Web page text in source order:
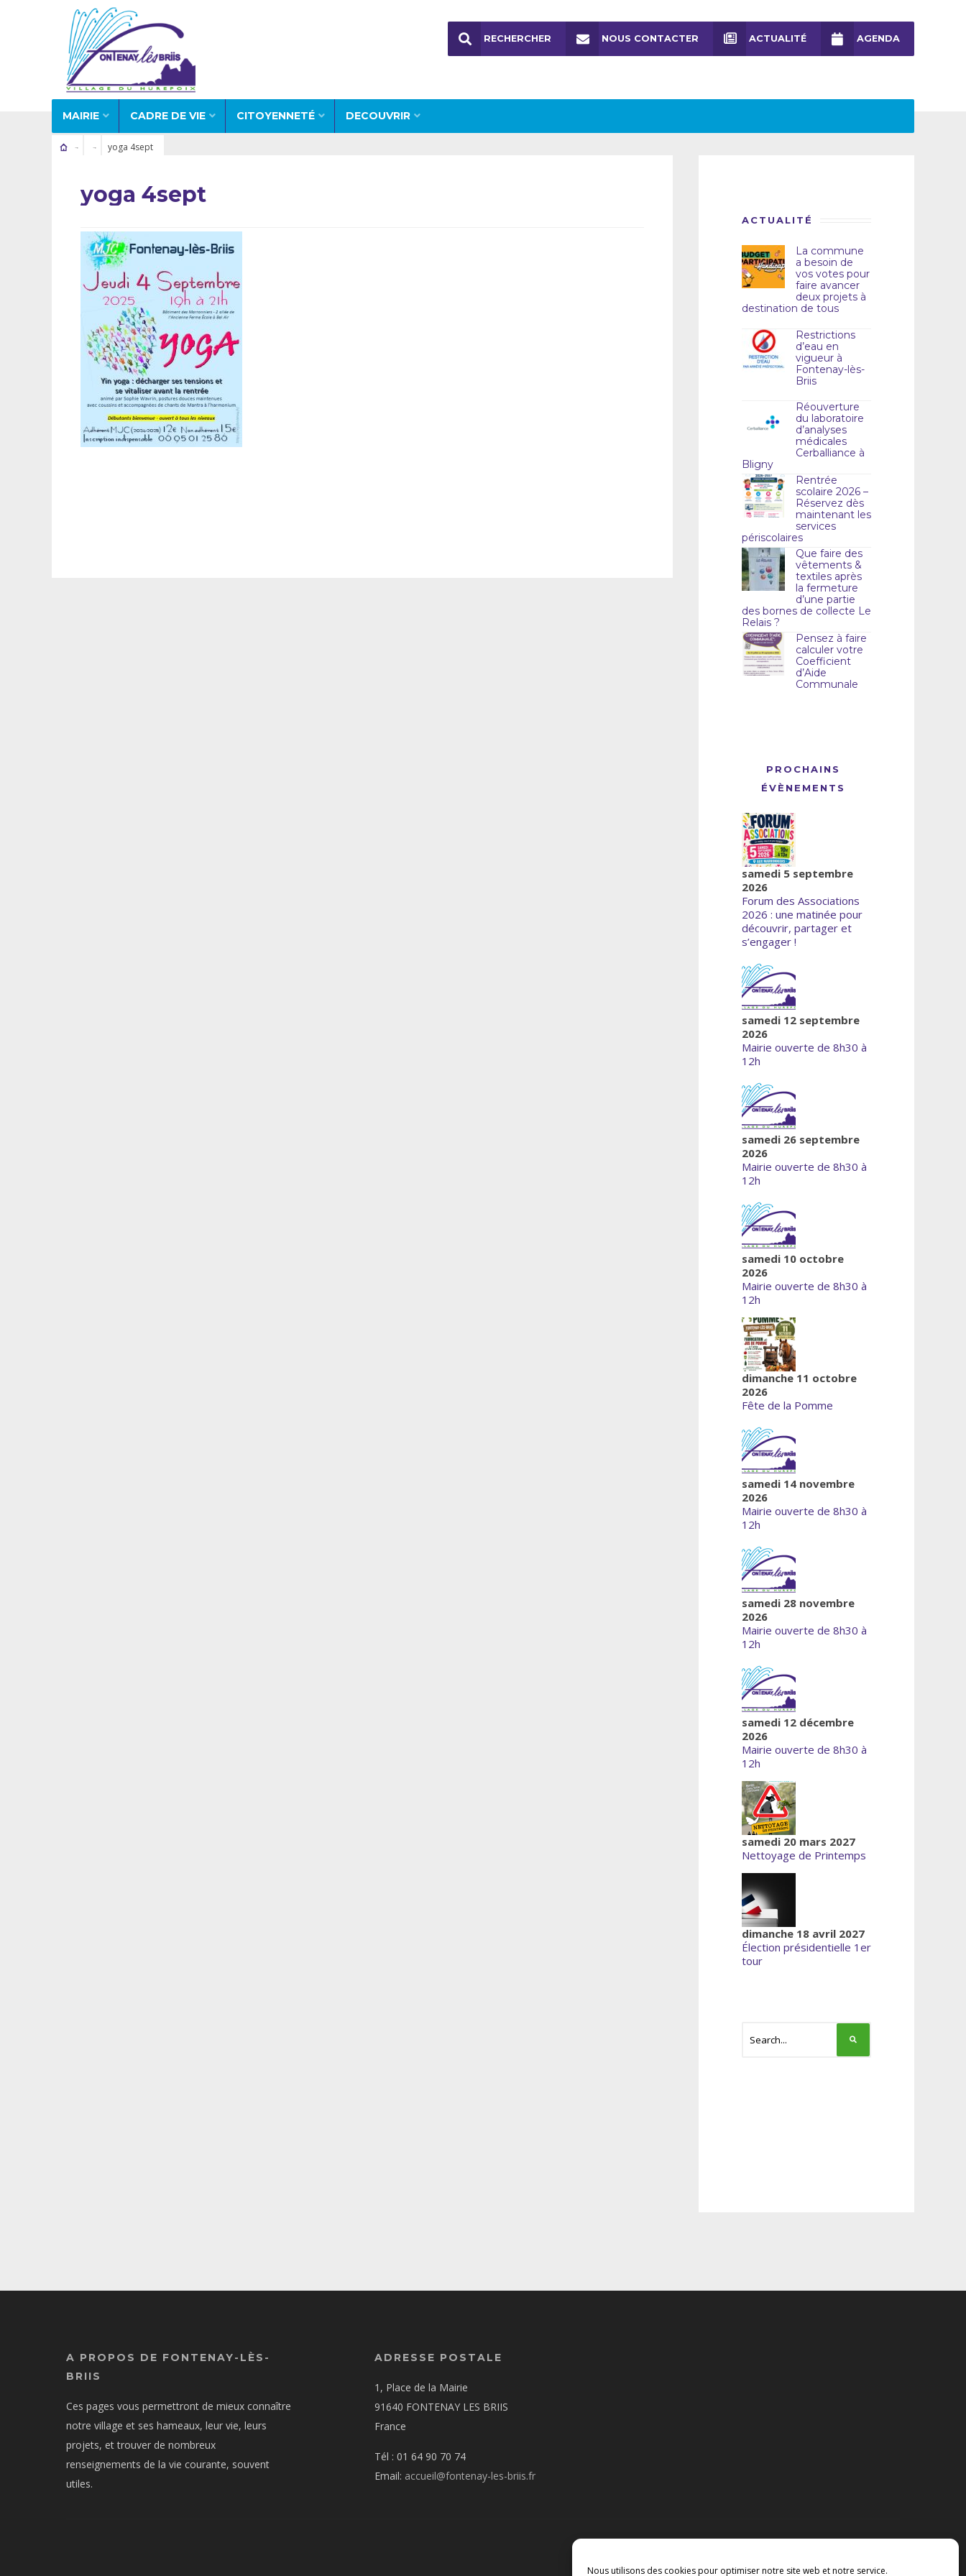
Nous utilisons des cookies pour optimiser notre site web et notre service.
MAIRIE CADRE DE VIE CITOYENNETÉ DECOUVRIR
RECHERCHER NOUS CONTACTER ACTUALITÉ AGENDA
yoga 4sept
yoga 4sept
ACTUALITÉ
La commune
a besoin de
vos votes pour
faire avancer
deux projets à
destination de tous
Restrictions
d’eau en
vigueur à
Fontenay-lès-
Briis
Réouverture
du laboratoire
d’analyses
médicales
Cerballiance à
Bligny
Rentrée
scolaire 2026 –
Réservez dès
maintenant les
services
périscolaires
Que faire des
vêtements &
textiles après
la fermeture
d’une partie
des bornes de collecte Le
Relais ?
Pensez à faire
calculer votre
Coefficient
d’Aide
Communale
PROCHAINS
ÉVÈNEMENTS
samedi 5 septembre
2026
Forum des Associations
2026 : une matinée pour
découvrir, partager et
s’engager !
samedi 12 septembre
2026
Mairie ouverte de 8h30 à
12h
samedi 26 septembre
2026
Mairie ouverte de 8h30 à
12h
samedi 10 octobre
2026
Mairie ouverte de 8h30 à
12h
dimanche 11 octobre
2026
Fête de la Pomme
samedi 14 novembre
2026
Mairie ouverte de 8h30 à
12h
samedi 28 novembre
2026
Mairie ouverte de 8h30 à
12h
samedi 12 décembre
2026
Mairie ouverte de 8h30 à
12h
samedi 20 mars 2027
Nettoyage de Printemps
dimanche 18 avril 2027
Élection présidentielle 1er
tour
A PROPOS DE FONTENAY-LÈS-
BRIIS
Ces pages vous permettront de mieux connaître
notre village et ses hameaux, leur vie, leurs
projets, et trouver de nombreux
renseignements de la vie courante, souvent
utiles.
ADRESSE POSTALE
1, Place de la Mairie
91640 FONTENAY LES BRIIS
France
Tél : 01 64 90 70 74
Email: accueil@fontenay-les-briis.fr